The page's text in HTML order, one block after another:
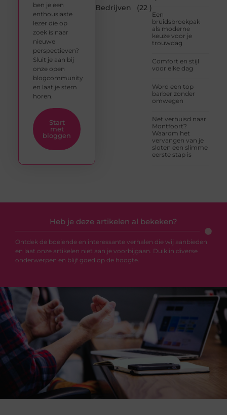
Bedrijven
(22 )
Een
bruidsbroekpak
als moderne
keuze voor je
trouwdag
Comfort en stijl
voor elke dag
Word een top
barber zonder
omwegen
Net verhuisd naar
Montfoort?
Waarom het
vervangen van je
sloten een slimme
eerste stap is
ben je een
enthousiaste
lezer die op
zoek is naar
nieuwe
perspectieven?
Sluit je aan bij
onze open
blogcommunity
en laat je stem
horen.
Start
met
bloggen
Heb je deze artikelen al bekeken?
Ontdek de boeiende en interessante verhalen die wij aanbieden
en laat onze artikelen niet aan je voorbijgaan. Duik in diverse
onderwerpen en blijf goed op de hoogte.